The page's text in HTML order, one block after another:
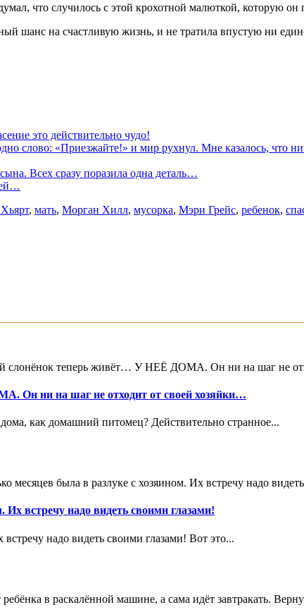
что случилось с этой крохотной малюткой, которую он
шанс на счастливую жизнь, и не тратила впустую ни
это действительно чудо!
слово: «Приезжайте!» и мир рухнул. Мне казалось, что
Всех сразу поразила одна деталь…
ей…
, мать, Морган Хилл, мусорка, Мэри Грейс, ребенок,
слонёнок теперь живёт… У НЕЁ ДОМА. Он ни на шаг не
Он ни на шаг не отходит от своей хозяйки…
как домашний питомец? Действительно странное...
месяцев была в разлуке с хозяином. Их встречу надо
Их встречу надо видеть своими глазами!
надо видеть своими глазами! Вот это...
ребёнка в раскалённой машине, а сама идёт завтракать.